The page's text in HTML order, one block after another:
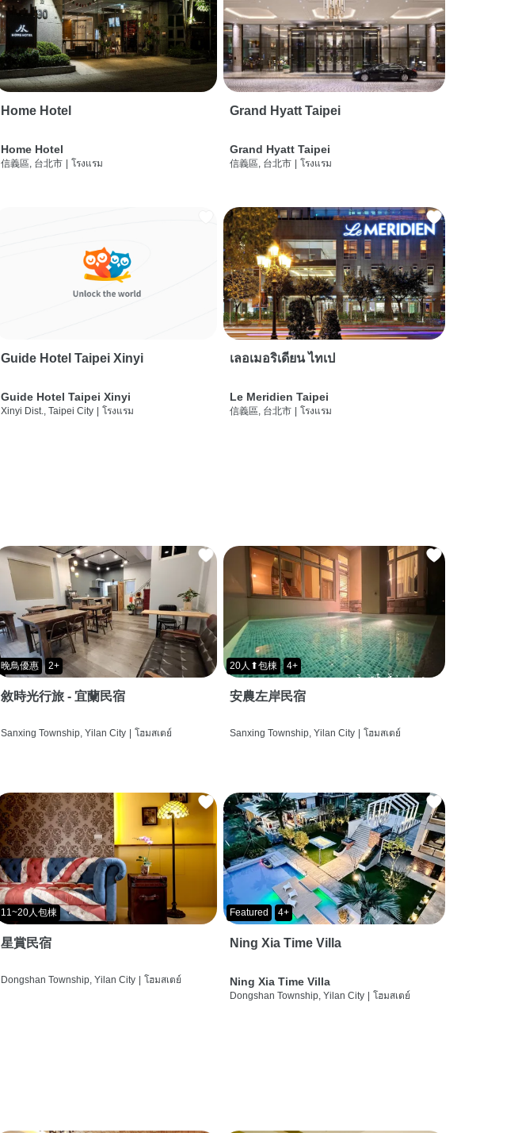
Home Hotel
Home Hotel
信義區, 台北市 โรงแรม
Grand Hyatt Taipei
Grand Hyatt Taipei
信義區, 台北市 โรงแรม
Guide Hotel Taipei Xinyi
Guide Hotel Taipei Xinyi
Xinyi Dist., Taipei City | โรงแรม
เลอเมอริเดียน ไทเป
Le Meridien Taipei
信義區, 台北市 | โรงแรม
晚鳥優惠 2+
敘時光行旅 - 宜蘭民宿
Sanxing Township, Yilan City | โฮมสเตย์
20人⬆包棟 4+
安農左岸民宿
Sanxing Township, Yilan City | โฮมสเตย์
11~20人包棟
星賞民宿
Dongshan Township, Yilan City | โฮมสเตย์
Featured 4+
Ning Xia Time Villa
Ning Xia Time Villa
Dongshan Township, Yilan City | โฮมสเตย์